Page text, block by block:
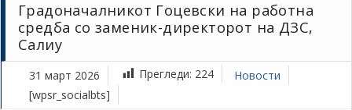
Градоначалникот Гоцевски на работна
средба со заменик-директорот на ДЗС,
Салиу
31 март 2026 Прегледи: 224
Новости
[wpsr_socialbts]